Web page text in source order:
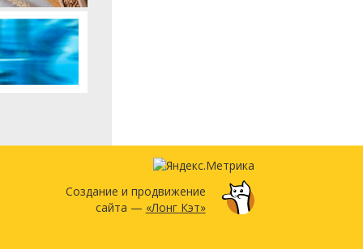
Создание и продвижение
сайта — «Лонг Кэт»